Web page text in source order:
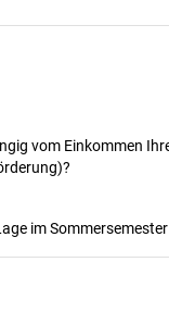
vom Einkommen
im